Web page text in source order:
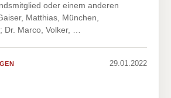
oder einem anderen
Matthias, München,
Dr. Marco, Volker, …
29.01.2022